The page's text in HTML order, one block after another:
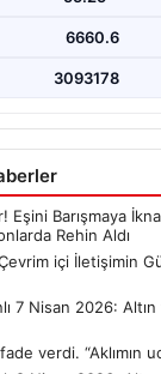
6660.6
3093178
Eşini Barışmaya
Rehin Aldı
içi İletişimin
7 Nisan 2026:
verdi. “Aklımın